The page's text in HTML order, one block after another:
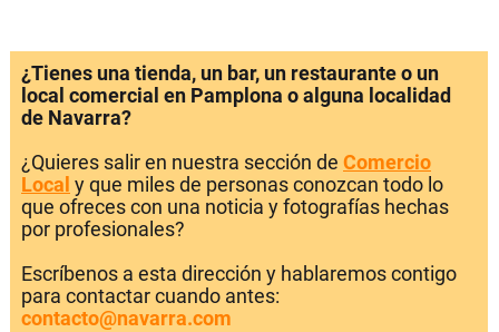
¿Tienes una tienda, un bar, un restaurante o un
local comercial en Pamplona o alguna localidad
de Navarra?
¿Quieres salir en nuestra sección de Comercio
Local y que miles de personas conozcan todo lo
que ofreces con una noticia y fotografías hechas
por profesionales?
Escríbenos a esta dirección y hablaremos contigo
para contactar cuando antes:
contacto@navarra.com